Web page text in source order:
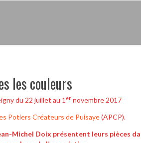
les couleurs
du 22 juillet au 1 er novembre 2017
Potiers Créateurs de Puisaye(APCP).
Michel Doix présentent leurs pièces